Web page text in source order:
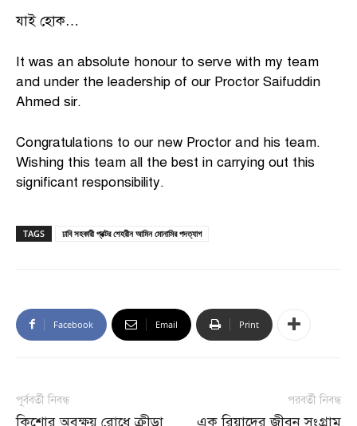
যাই হোক…
It was an absolute honour to serve with my team
and under the leadership of our Proctor Saifuddin
Ahmed sir.
Congratulations to our new Proctor and his team.
Wishing this team all the best in carrying out this
significant responsibility.
TAGS ঢাবি সহকারী প্রক্টর শেহরীন আমিন মোনামির পদত্যাগ
Facebook Email Print
পূর্ববর্তী নিবন্ধ
কিশোর অবক্ষয় রোধে ক্রীড়া
পরবর্তী নিবন্ধ
এক রিয়াদের জীবন সংগ্রাম